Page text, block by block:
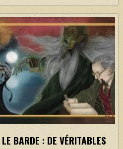
BARDE : DE VÉRITABLES